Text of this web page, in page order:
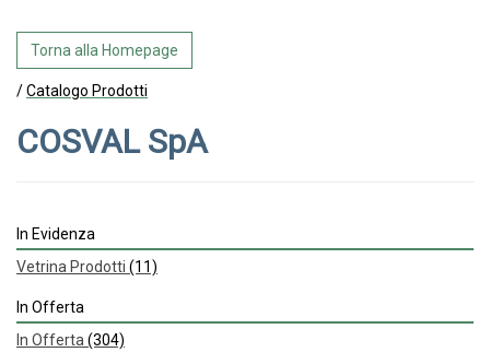
Torna alla Homepage
/Catalogo Prodotti
COSVAL SpA
In Evidenza
Vetrina Prodotti (11)
In Offerta
In Offerta (304)